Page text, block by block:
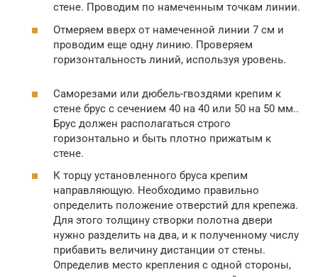
стене. Проводим по намеченным точкам линии.
Отмеряем вверх от намеченной линии 7 см и
проводим еще одну линию. Проверяем
горизонтальность линий, используя уровень.
Саморезами или дюбель-гвоздями крепим к
стене брус с сечением 40 на 40 или 50 на 50 мм..
Брус должен располагаться строго
горизонтально и быть плотно прижатым к
стене.
К торцу установленного бруса крепим
направляющую. Необходимо правильно
определить положение отверстий для крепежа.
Для этого толщину створки полотна двери
нужно разделить на два, и к полученному числу
прибавить величину дистанции от стены.
Определив место крепления с одной стороны,